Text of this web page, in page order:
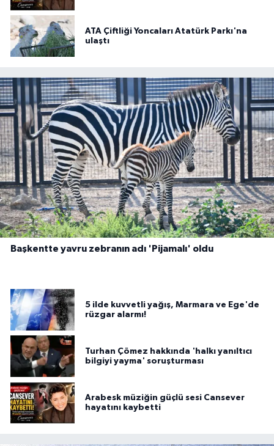
ATA Çiftliği Yoncaları Atatürk Parkı'na
ulaştı
Başkentte yavru zebranın adı 'Pijamalı' oldu
5 ilde kuvvetli yağış, Marmara ve Ege'de
rüzgar alarmı!
Turhan Çömez hakkında 'halkı yanıltıcı
bilgiyi yayma' soruşturması
Arabesk müziğin güçlü sesi Cansever
hayatını kaybetti